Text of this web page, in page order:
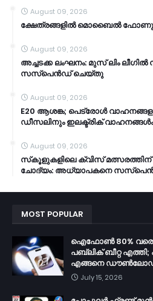
August 09, 2026
ക്ഷേത്രങ്ങളില്‍ മൊബൈല്‍ ഫോണുകള്‍
August 09, 2026
അച്ചടക്ക ലംഘനം: മുസ് ലിം ലീഗില്‍
സസ്പെന്‍ഡ് ചെയ്തു
August 09, 2026
E20 ആശങ്ക; പെട്രോൾ
ഡീസലിനും ഇലക്ട്രിക്
August 09, 2026
സ്‌കൂളുകളിലെ ക്വിസ് മത്സരത്തിന്
ചോദ്യം: അധ്യാപകനെ
MOST POPULAR
ഐഫോൺ 80%
പബ്ലിക് ബീറ്റ
എങ്ങനെ ഡൗൺലോഡ്
July 15, 2026